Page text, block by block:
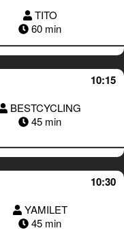
TITO
60 min
10:15
BESTCYCLING
45 min
10:30
YAMILET
45 min